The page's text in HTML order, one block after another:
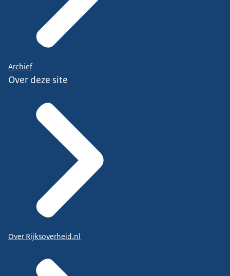
Archief
Over deze site
Over Rijksoverheid.nl